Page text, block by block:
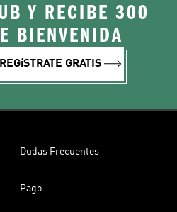
Y RECIBE 300
BIENVENIDA
GRATIS
Dudas Frecuentes
Pago